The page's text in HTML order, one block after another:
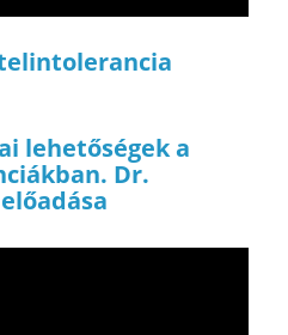
lehetőségek a
Dr.